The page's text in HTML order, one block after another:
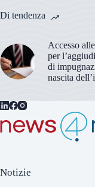
Di tendenza
Accesso
per
di
nascita
Notizie